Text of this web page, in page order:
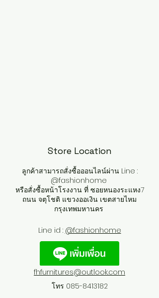
Store Location
ลูกค้าสามารถสั่งซื้อออนไลน์ผ่าน Line :
@fashionhome
หรือสั่งซื้อหน้าโรงงาน ที่ ซอยหนองระแหง7
ถนน จตุโชติ แขวงออเงิน เขตสายไหม
กรุงเทพมหานคร
Line id : @fashionhome
fhfurnitures@outlook.com
โทร 085-8413182